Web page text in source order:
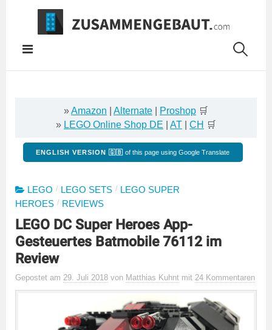
Springe
Inhalt
»Amazon Alternate Proshop 🛒
» LEGO Online Shop DE AT CH 🛒
ENGLISH VERSION 🇬🇧 of this page using Google Translate
LEGO / LEGO SETS / LEGO SUPER
HEROES / REVIEWS
LEGO DC Super Heroes App-
Gesteuertes Batmobile 76112 im
Review
Gepostet am 29. Juli 2018 von Matthias Kuhnt mit 24 Kommentaren